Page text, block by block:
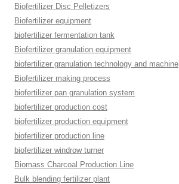
Biofertilizer Disc Pelletizers
Biofertilizer equipment
biofertilizer fermentation tank
Biofertilizer granulation equipment
biofertilizer granulation technology and machine
Biofertilizer making process
biofertilizer pan granulation system
biofertilizer production cost
biofertilizer production equipment
biofertilizer production line
biofertilizer windrow turner
Biomass Charcoal Production Line
Bulk blending fertilizer plant